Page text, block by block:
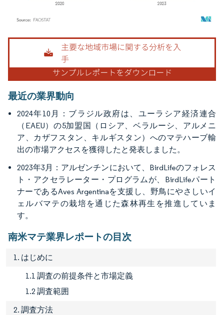
画像 © Mordor Intelligence。再利用にはCC BY 4.0の表示が必要です。
最近の業界動向
2024年10月：ブラジル政府は、ユーラシア経済連合
（EAEU）の5加盟国（ロシア、ベラルーシ、アルメニ
ア、カザフスタン、キルギスタン）へのマテハーブ輸
出の市場アクセスを獲得したと発表しました。
2023年3月：アルゼンチンにおいて、BirdLifeのフォレス
ト・アクセラレーター・プログラムが、BirdLifeパート
ナーであるAves Argentinaを支援し、野鳥にやさしいイ
ェルバマテの栽培を通じた森林再生を推進していま
す。
南米マテ業界レポートの目次
1. はじめに
1.1 調査の前提条件と市場定義
1.2 調査範囲
2. 調査方法